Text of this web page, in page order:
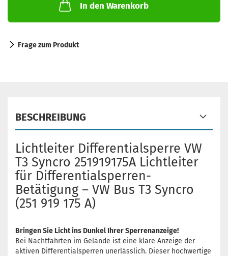
In den Warenkorb
Frage zum Produkt
BESCHREIBUNG
Lichtleiter Differentialsperre VW
T3 Syncro 251919175A Lichtleiter
für Differentialsperren-
Betätigung – VW Bus T3 Syncro
(251 919 175 A)
Bringen Sie Licht ins Dunkel Ihrer Sperrenanzeige!
Bei Nachtfahrten im Gelände ist eine klare Anzeige der
aktiven Differentialsperren unerlässlich. Dieser hochwertige